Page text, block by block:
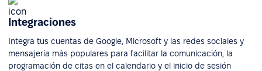
Integraciones
Integra tus cuentas de Google, Microsoft y las redes sociales y
mensajería más populares para facilitar la comunicación, la
programación de citas en el calendario y el inicio de sesión